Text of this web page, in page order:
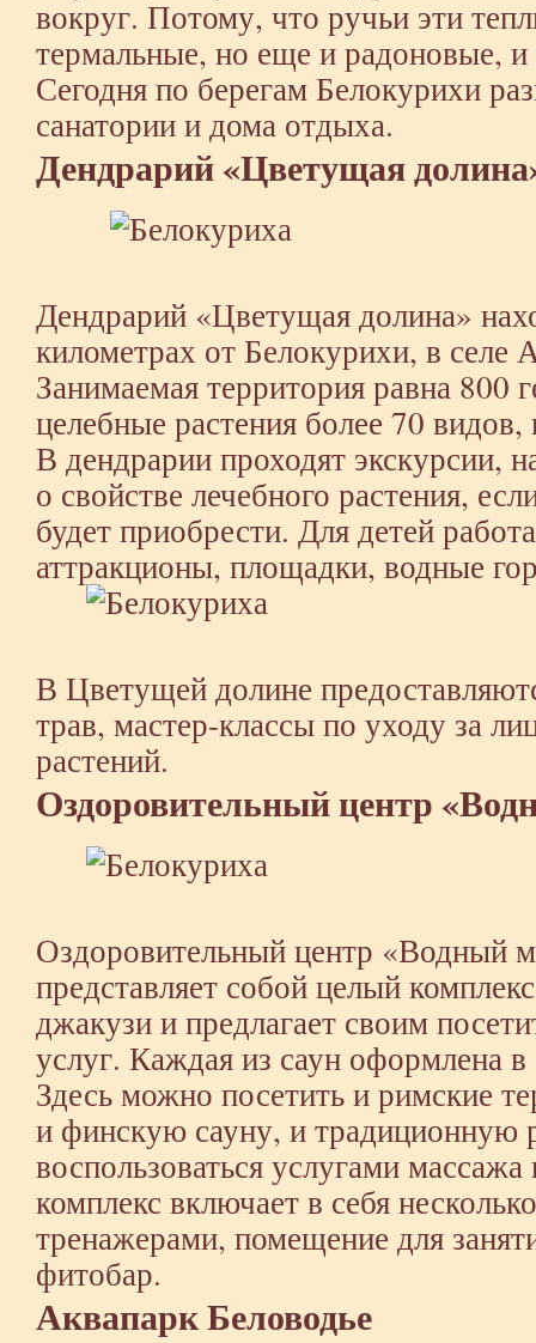
вокруг. Потому, что ручьи эти
термальные, но еще и радоновые, и
Сегодня по берегам Белокурихи
санатории и дома отдыха.
Дендрарий «Цветущая
Дендрарий «Цветущая долина»
километрах от Белокурихи, в селе
Занимаемая территория равна 800
целебные растения более 70
В дендрарии проходят экскурсии,
о свойстве лечебного растения,
будет приобрести. Для детей
аттракционы, площадки, водные
В Цветущей долине
трав, мастер-классы по уходу за
растений.
Оздоровительный центр
Оздоровительный центр «Водный
представляет собой целый
джакузи и предлагает своим
услуг. Каждая из саун оформлена
Здесь можно посетить и римские
и финскую сауну, и
воспользоваться услугами
комплекс включает в себя
тренажерами, помещение для
фитобар.
Аквапарк Беловодье